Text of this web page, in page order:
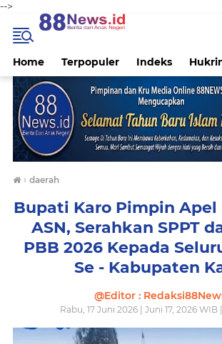
-->
Home Terpopuler Indeks
› daerah
Bupati Karo Pimpin Apel
ASN, Serahkan SPPT
PBB 2026 Kepada
Se - Kabupaten
@Editor :
Rabu, 17 Juni 2026 | Juni 17, 2026 WIB |